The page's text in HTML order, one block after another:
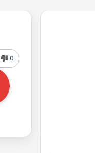
0